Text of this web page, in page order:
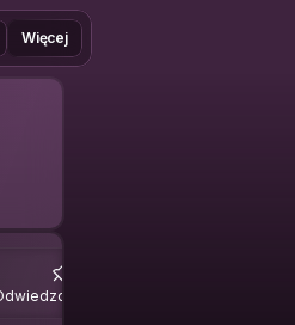
Więcej
miejsca